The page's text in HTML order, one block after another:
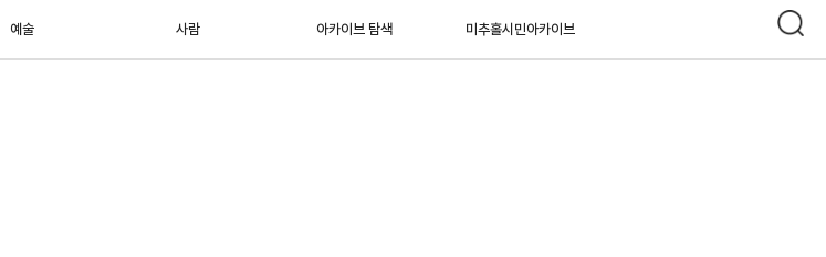
예술 사람 아카이브 탐색 미추홀시민아카이브